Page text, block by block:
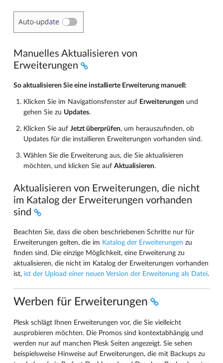
Manuelles Aktualisieren von
Erweiterungen
So aktualisieren Sie eine installierte Erweiterung manuell:
Klicken Sie im Navigationsfenster auf Erweiterungen und
gehen Sie zu Updates.
Klicken Sie auf Jetzt überprüfen, um herauszufinden, ob
Updates für die installieren Erweiterungen vorhanden sind.
Wählen Sie die Erweiterung aus, die Sie aktualisieren
möchten, und klicken Sie auf Aktualisieren.
Aktualisieren von Erweiterungen, die nicht
im Katalog der Erweiterungen vorhanden
sind
Beachten Sie, dass die oben beschriebenen Schritte nur für
Erweiterungen gelten, die im Katalog der Erweiterungen zu
finden sind. Die einzige Möglichkeit, eine Erweiterung zu
aktualisieren, die nicht im Katalog der Erweiterungen vorhanden
ist, ist der Upload einer neuen Version der Erweiterung als Datei.
Werben für Erweiterungen
Plesk schlägt Ihnen Erweiterungen vor, die Sie vielleicht
ausprobieren möchten. Die Promos sind kontextabhängig und
werden nur auf manchen Plesk Seiten angezeigt. Sie sehen
beispielsweise Hinweise auf Erweiterungen, die mit Backups zu